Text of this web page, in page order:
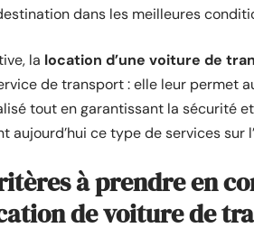
dans les meilleures
la location d’une voiture de
de transport : elle leur permet
tout en garantissant la sécurité
aujourd’hui ce type de services sur
à prendre en
de voiture de